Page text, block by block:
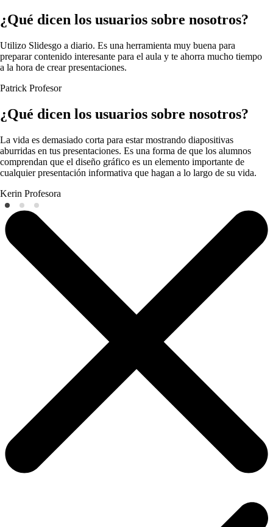
¿Qué dicen los usuarios sobre nosotros?
Utilizo Slidesgo a diario. Es una herramienta muy buena para
preparar contenido interesante para el aula y te ahorra mucho tiempo
a la hora de crear presentaciones.
Patrick Profesor
¿Qué dicen los usuarios sobre nosotros?
La vida es demasiado corta para estar mostrando diapositivas
aburridas en tus presentaciones. Es una forma de que los alumnos
comprendan que el diseño gráfico es un elemento importante de
cualquier presentación informativa que hagan a lo largo de su vida.
Kerin Profesora